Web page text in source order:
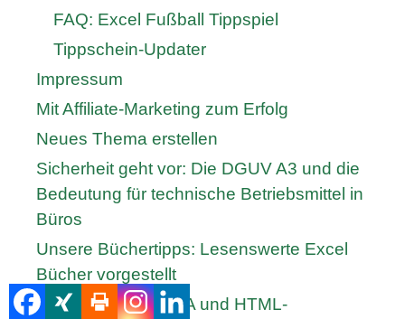
FAQ: Excel Fußball Tippspiel
Tippschein-Updater
Impressum
Mit Affiliate-Marketing zum Erfolg
Neues Thema erstellen
Sicherheit geht vor: Die DGUV A3 und die
Bedeutung für technische Betriebsmittel in
Büros
Unsere Büchertipps: Lesenswerte Excel
Bücher vorgestellt
Zeichencode in VBA und HTML-